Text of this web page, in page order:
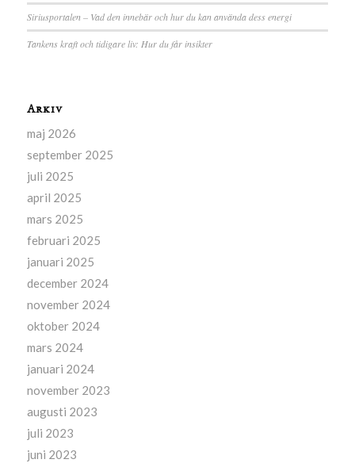
Siriusportalen – Vad den innebär och hur du kan använda dess energi
Tankens kraft och tidigare liv: Hur du får insikter
Arkiv
maj 2026
september 2025
juli 2025
april 2025
mars 2025
februari 2025
januari 2025
december 2024
november 2024
oktober 2024
mars 2024
januari 2024
november 2023
augusti 2023
juli 2023
juni 2023